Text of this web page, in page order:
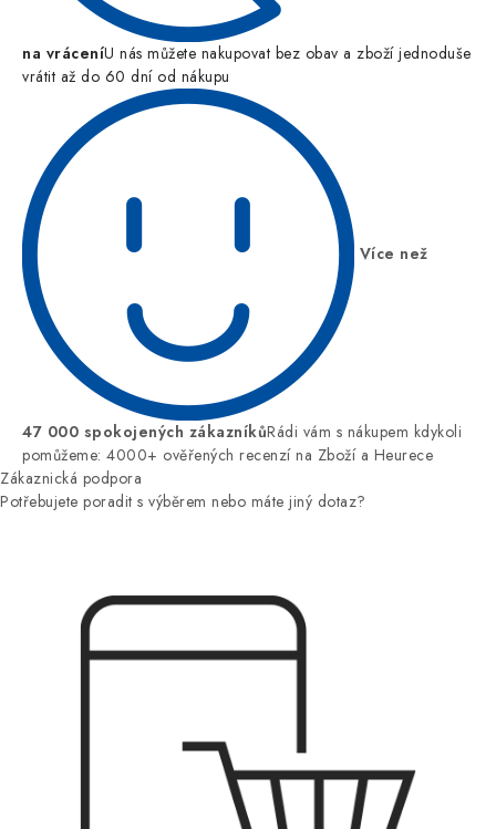
na vráceníU nás můžete nakupovat bez obav a zboží jednoduše
vrátit až do 60 dní od nákupu
Více než
47 000 spokojených zákazníkůRádi vám s nákupem kdykoli
pomůžeme: 4000+ ověřených recenzí na Zboží a Heurece
Zákaznická podpora
Potřebujete poradit s výběrem nebo máte jiný dotaz?